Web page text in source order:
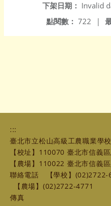
下架日期： Invalid
點閱數： 722 |
:::
臺北市立松山高級工農職業學校
【校址】110070 臺北市信義
【農場】110022 臺北市信義
聯絡電話
【學校】
【農場】(02)2722-4771
傳真